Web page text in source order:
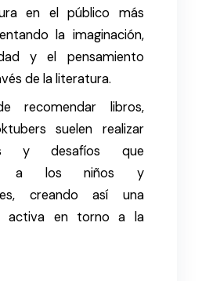
en el público más
la imaginación,
y el pensamiento
de la literatura.
recomendar libros,
suelen realizar
y desafíos que
a los niños y
creando así una
activa en torno a la